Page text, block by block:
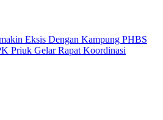
Eksis Dengan Kampung PHBS
Priuk Gelar Rapat Koordinasi